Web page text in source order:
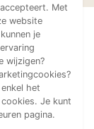
Met
website
je
wijzigen?
het
Je kunt
pagina.